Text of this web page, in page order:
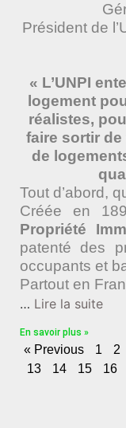
Président de
« L’UNPI
logement
réalistes,
faire sortir
de
Tout d’abord,
Créée en
Propriété
patenté des
occupants et
Partout en
… Lire la suite
En savoir plus »
« Previous 1 2
13
14 15 16